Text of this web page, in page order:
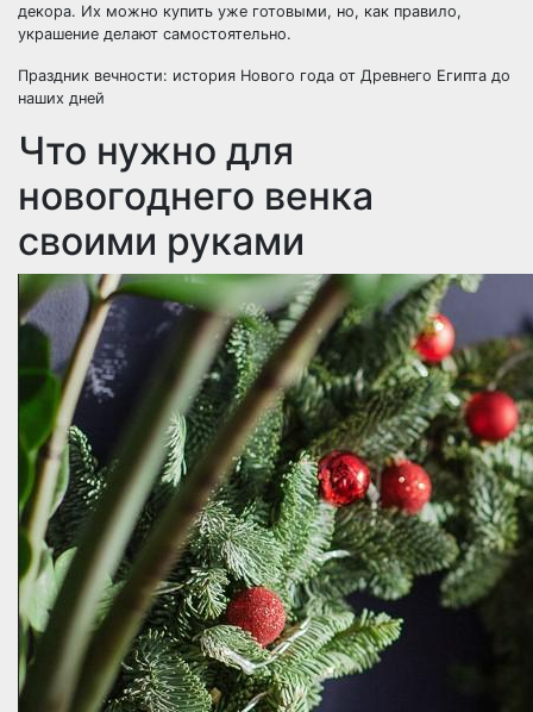
декора. Их можно купить уже готовыми, но, как правило,
украшение делают самостоятельно.
Праздник вечности: история Нового года от Древнего Египта до
наших дней
Что нужно для
новогоднего венка
своими руками